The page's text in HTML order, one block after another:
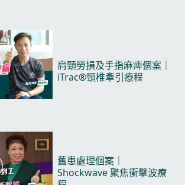
播
放
视
频
肩頸勞損及手指麻痺個案｜
iTrac®頸椎牽引療程​
播
放
舊患處理個案｜
Shockwave 聚焦衝擊波療